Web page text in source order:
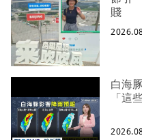
賤
白海
「這